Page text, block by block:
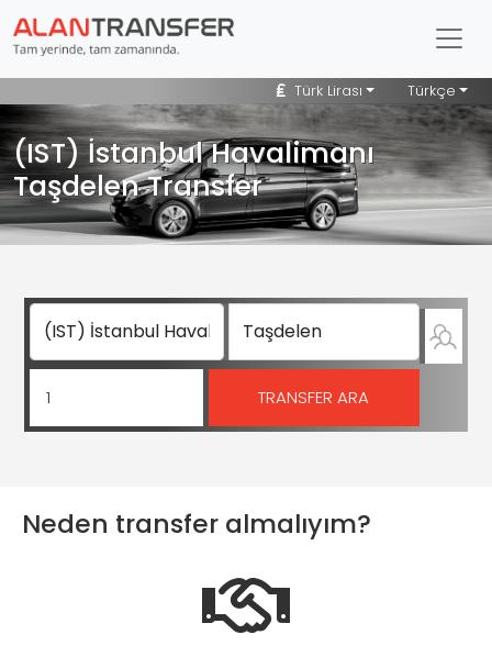
Türk Lirası Türkçe
(IST) İstanbul Havalimanı
Taşdelen Transfer
Neden transfer almalıyım?